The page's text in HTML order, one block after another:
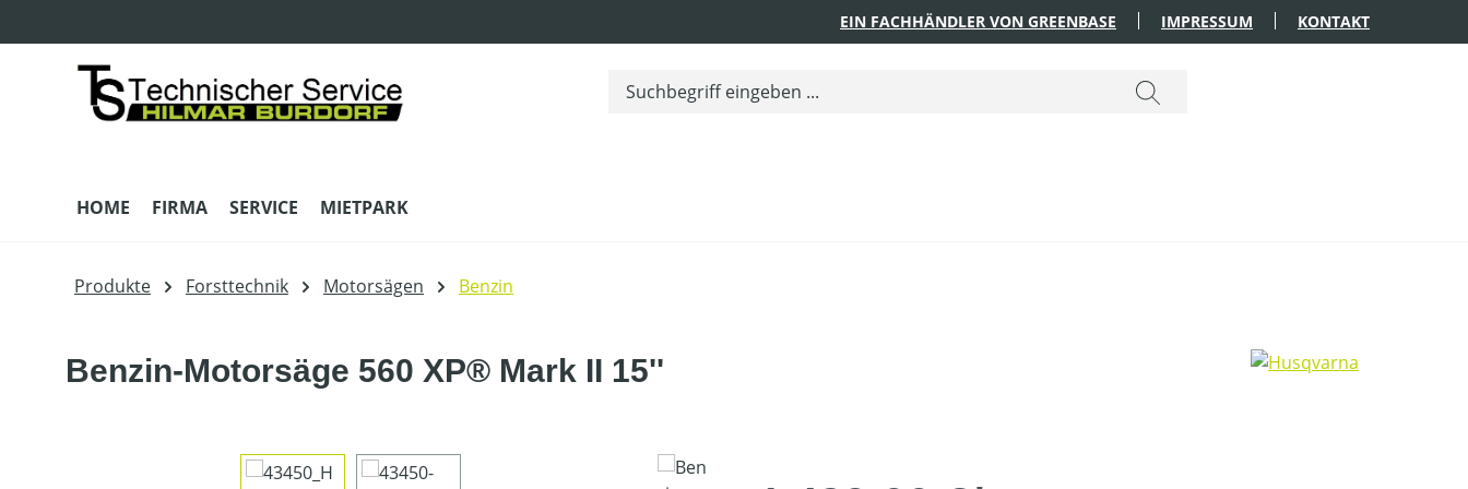
EIN FACHHÄNDLER VON GREENBASE IMPRESSUM KONTAKT
HOME FIRMA SERVICE MIETPARK
Produkte Forsttechnik Motorsägen Benzin
Benzin-Motorsäge 560 XP® Mark II 15''
Bildergalerie überspringen